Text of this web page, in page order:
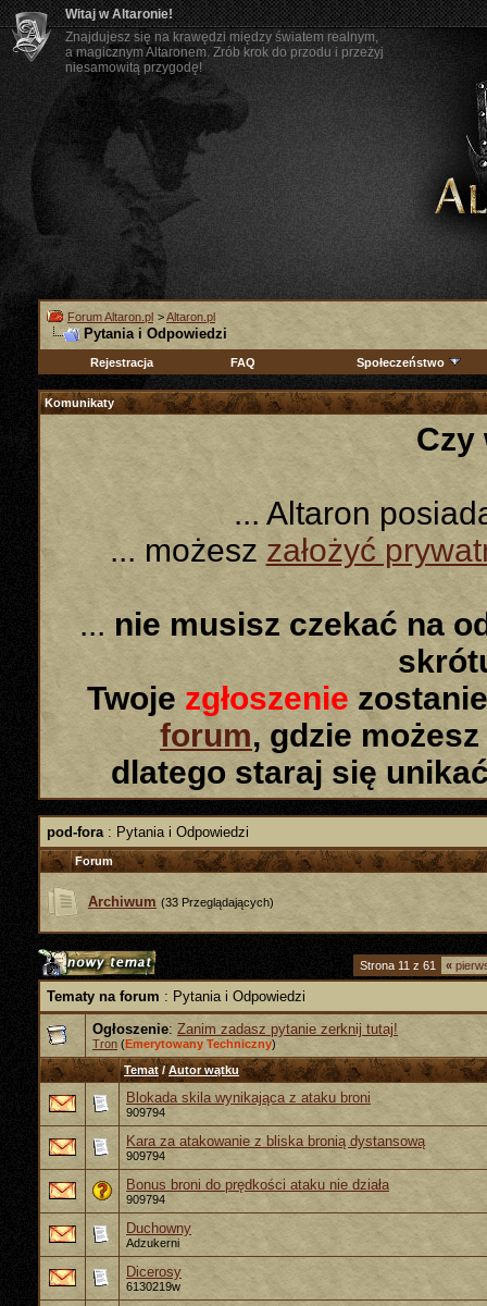
Witaj w Altaronie!
Znajdujesz się na krawędzi między światem realnym,
a magicznym Altaronem. Zrób krok do przodu i przeżyj
niesamowitą przygodę!
Forum Altaron.pl >Altaron.pl
Pytania i Odpowiedzi
Rejestracja FAQ Społeczeństwo
Komunikaty
Czy
... Altaron
... możeszzałożyć
... nie musisz czekać na
Twoje zgłoszenie
forum, gdzie
dlatego staraj się
pod-fora : Pytania i Odpowiedzi
Forum
Archiwum (33 Przeglądających)
Strona 11 z 61 «
Tematy na forum : Pytania i Odpowiedzi
Ogłoszenie: Zanim zadasz pytanie zerknij tutaj!
Tron (Emerytowany Techniczny)
Temat/Autor wątku
Blokada skila wynikająca z ataku broni
909794
Kara za atakowanie z bliska bronią dystansową
909794
Bonus broni do prędkości ataku nie działa
909794
Duchowny
Adzukerni
Dicerosy
6130219w